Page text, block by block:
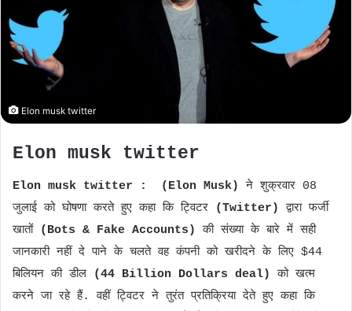
Elon musk twitter
Elon musk twitter
Elon musk twitter : (Elon Musk) ने शुक्रवार 08
जुलाई को घोषणा करते हुए कहा कि ट्विटर
(Twitter) द्वारा फर्जी
खातों (Bots & Fake Accounts) की संख्या के बारे में सही
जानकारी नहीं दे पाने के चलते वह कंपनी को खरीदने के लिए $44
बिलियन की डील
(44 Billion Dollars deal) को खत्म
करने जा रहे हैं. वहीं ट्विटर ने तुरंत प्रतिक्रिया देते हुए कहा कि